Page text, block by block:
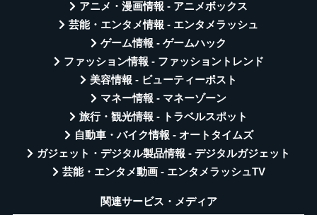
アニメ・漫画情報 - アニメボックス
芸能・エンタメ情報 - エンタメラッシュ
ゲーム情報 - ゲームハック
ファッション情報 - ファッショントレンド
美容情報 - ビューティーポスト
マネー情報 - マネーゾーン
旅行・観光情報 - トラベルスポット
自動車・バイク情報 - オートタイムズ
ガジェット・デジタル製品情報 - デジタルガジェット
芸能・エンタメ動画 - エンタメラッシュTV
関連サービス・メディア